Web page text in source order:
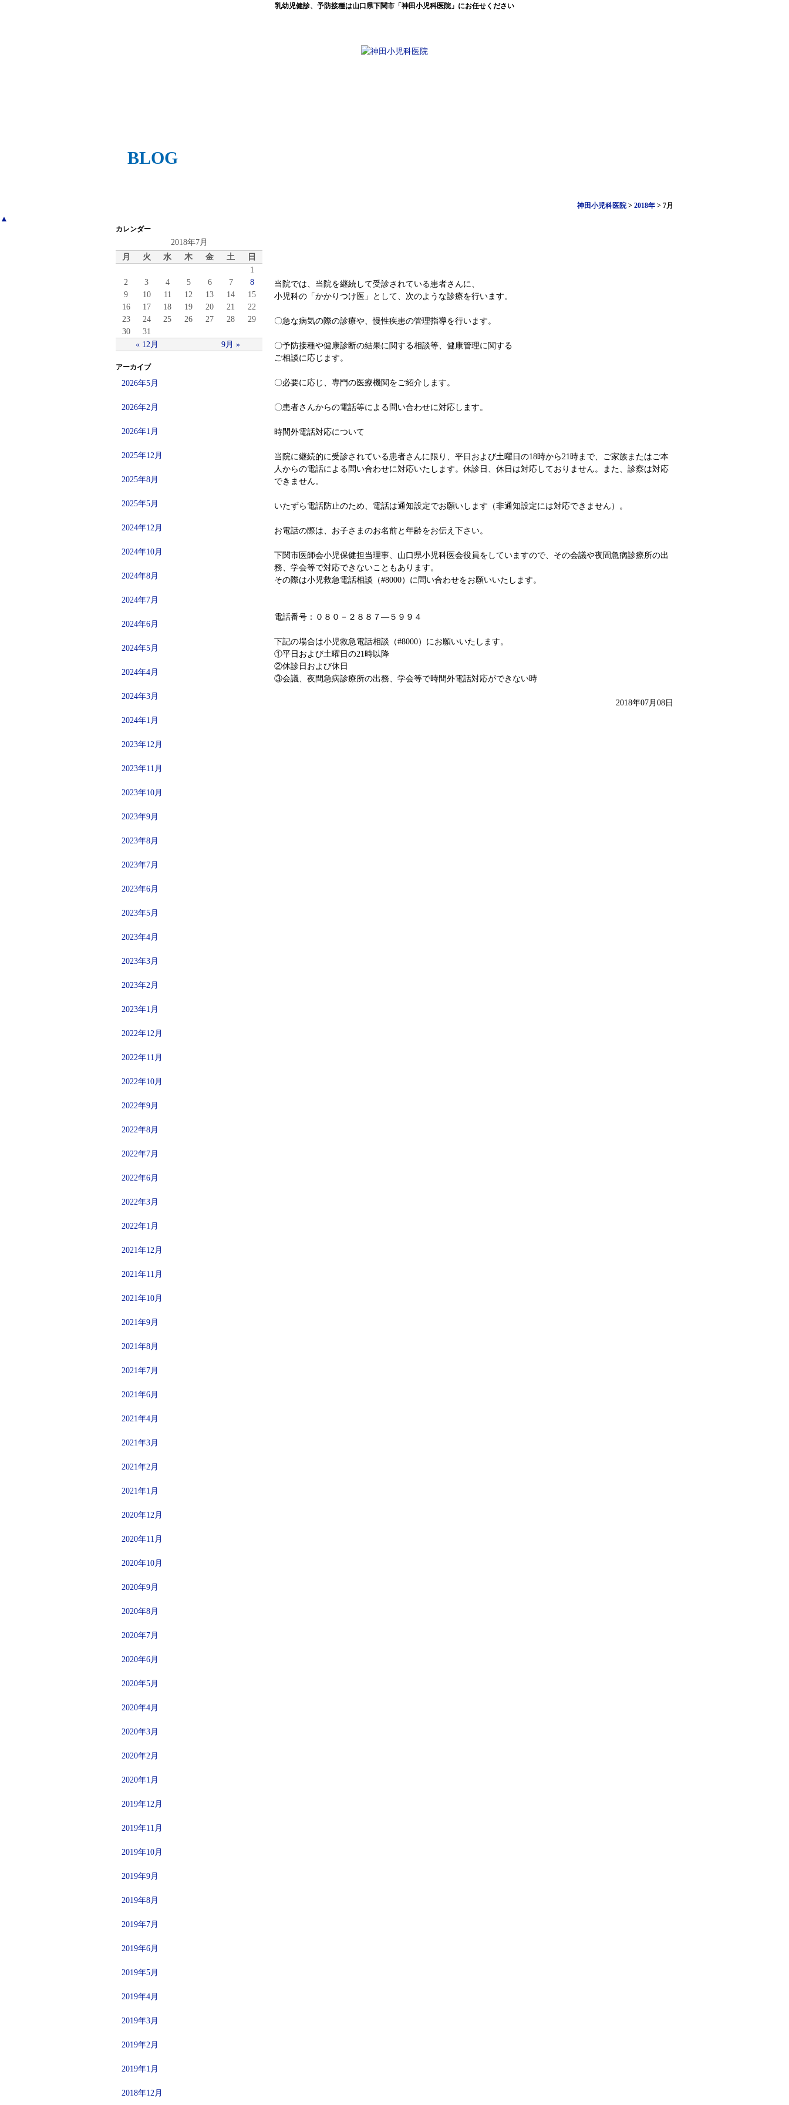
乳幼児健診、予防接種は山口県下関市「神田小児科医院」にお任せください
BLOG
神田小児科医院 > 2018年 > 7月
▲
当院では、当院を継続して受診されている患者さんに、
小児科の「かかりつけ医」として、次のような診療を行います。
〇急な病気の際の診療や、慢性疾患の管理指導を行います。
〇予防接種や健康診断の結果に関する相談等、健康管理に関する
ご相談に応じます。
〇必要に応じ、専門の医療機関をご紹介します。
〇患者さんからの電話等による問い合わせに対応します。
時間外電話対応について
当院に継続的に受診されている患者さんに限り、平日および土曜日の18時から21時まで、ご家族またはご本
人からの電話による問い合わせに対応いたします。休診日、休日は対応しておりません。また、診察は対応
できません。
いたずら電話防止のため、電話は通知設定でお願いします（非通知設定には対応できません）。
お電話の際は、お子さまのお名前と年齢をお伝え下さい。
下関市医師会小児保健担当理事、山口県小児科医会役員をしていますので、その会議や夜間急病診療所の出
務、学会等で対応できないこともあります。
その際は小児救急電話相談（#8000）に問い合わせをお願いいたします。
電話番号：０８０－２８８７―５９９４
下記の場合は小児救急電話相談（#8000）にお願いいたします。
①平日および土曜日の21時以降
②休診日および休日
③会議、夜間急病診療所の出務、学会等で時間外電話対応ができない時
2018年07月08日
カレンダー
2018年7月
月
火 水 木 金 土 日
« 12月 9月 »
1
2
3 4 5 6 7
8
9
10 11 12 13 14
15
16
17 18 19 20 21
22
23
24 25 26 27 28
29
30
31
アーカイブ
2026年5月
2026年2月
2026年1月
2025年12月
2025年8月
2025年5月
2024年12月
2024年10月
2024年8月
2024年7月
2024年6月
2024年5月
2024年4月
2024年3月
2024年1月
2023年12月
2023年11月
2023年10月
2023年9月
2023年8月
2023年7月
2023年6月
2023年5月
2023年4月
2023年3月
2023年2月
2023年1月
2022年12月
2022年11月
2022年10月
2022年9月
2022年8月
2022年7月
2022年6月
2022年3月
2022年1月
2021年12月
2021年11月
2021年10月
2021年9月
2021年8月
2021年7月
2021年6月
2021年4月
2021年3月
2021年2月
2021年1月
2020年12月
2020年11月
2020年10月
2020年9月
2020年8月
2020年7月
2020年6月
2020年5月
2020年4月
2020年3月
2020年2月
2020年1月
2019年12月
2019年11月
2019年10月
2019年9月
2019年8月
2019年7月
2019年6月
2019年5月
2019年4月
2019年3月
2019年2月
2019年1月
2018年12月